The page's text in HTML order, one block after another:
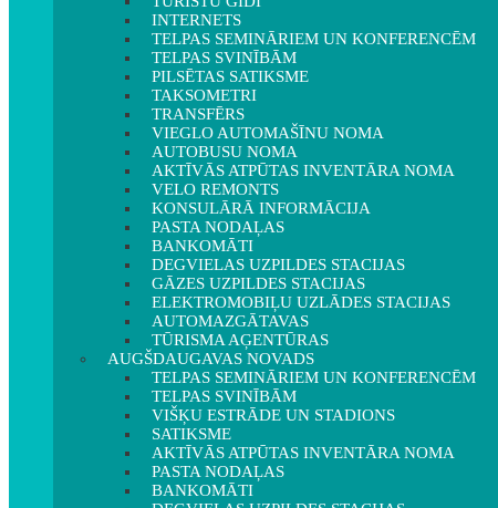
INTERNETS
TELPAS SEMINĀRIEM UN KONFERENCĒM
TELPAS SVINĪBĀM
PILSĒTAS SATIKSME
TAKSOMETRI
TRANSFĒRS
VIEGLO AUTOMAŠĪNU NOMA
AUTOBUSU NOMA
AKTĪVĀS ATPŪTAS INVENTĀRA NOMA
VELO REMONTS
KONSULĀRĀ INFORMĀCIJA
PASTA NODAĻAS
BANKOMĀTI
DEGVIELAS UZPILDES STACIJAS
GĀZES UZPILDES STACIJAS
ELEKTROMOBIĻU UZLĀDES STACIJAS
AUTOMAZGĀTAVAS
TŪRISMA AĢENTŪRAS
AUGŠDAUGAVAS NOVADS
TELPAS SEMINĀRIEM UN KONFERENCĒM
TELPAS SVINĪBĀM
VIŠĶU ESTRĀDE UN STADIONS
SATIKSME
AKTĪVĀS ATPŪTAS INVENTĀRA NOMA
PASTA NODAĻAS
BANKOMĀTI